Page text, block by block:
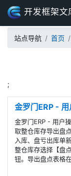
开发框架文
站点导航 首页
;
金罗门ERP -
金罗门ERP - 用户
取整仓库存导出盘
入库、盘亏出库单
整仓库存选择【盘
钮。导出盘点表格